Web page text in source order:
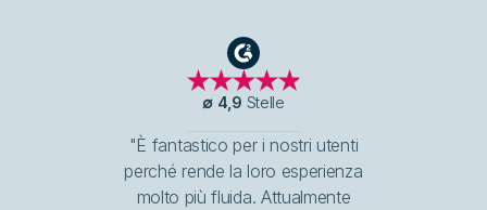
G2
∅ 4,9 Stelle
"È fantastico per i nostri utenti
perché rende la loro esperienza
molto più fluida. Attualmente